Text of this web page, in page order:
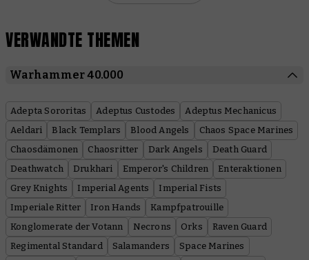
VERWANDTE THEMEN
Warhammer 40.000
Adepta Sororitas Adeptus Custodes
Adeptus Mechanicus
Aeldari
Black Templars Blood Angels
Chaos Space Marines
Chaosdämonen
Chaosritter Dark Angels
Death Guard
Deathwatch
Drukhari Emperor's Children
Enteraktionen
Grey Knights
Imperial Agents
Imperial Fists
Imperiale Ritter
Iron Hands
Kampfpatrouille
Konglomerate der Votann
Necrons Orks
Raven Guard
Regimental Standard
Salamanders
Space Marines